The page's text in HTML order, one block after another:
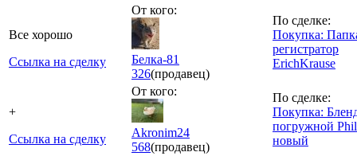
Все хорошо
Ссылка на сделку
От кого:
Белка-81
326(продавец)
По сделке:
Покупка:
регистратор
ErichKrause
+
Ссылка на сделку
От кого:
Akronim24
568(продавец)
По сделке:
Покупка:
погружной
новый